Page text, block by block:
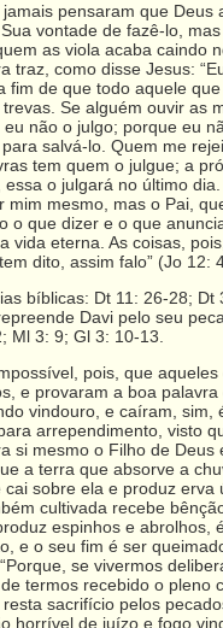
pensaram que Deus
vontade de fazê-lo,
as viola acaba caindo
traz, como disse Jesus:
fim de que todo aquele
Se alguém ouvir as
eu não o julgo; porque eu
salvá-lo. Quem me
tem quem o julgue; a
o julgará no último
mim mesmo, mas o Pai,
o que dizer e o que
vida eterna. As coisas,
dito, assim falo” (Jo 12:
bíblicas: Dt 11: 26-28; Dt
Davi pelo seu
Ml 3: 9; Gl 3: 10-13.
pois, que
e provaram a boa palavra
vindouro, e caíram, sim,
arrependimento, visto
si mesmo o Filho de Deus
a terra que absorve a
sobre ela e produz erva
cultivada recebe
espinhos e abrolhos,
e o seu fim é ser
se vivermos
termos recebido o pleno
sacrifício pelos
horrível de juízo e fogo